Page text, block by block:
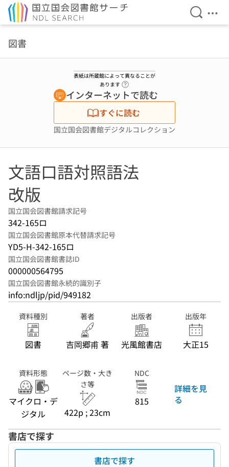
検索を
メ
図書
表紙は所蔵館によって異なることが
あります
インターネットで読む
すぐに読む
国立国会図書館デジタルコレクション
文語口語対照語法
改版
国立国会図書館請求記号
342-165ロ
国立国会図書館原本代替請求記号
YD5-H-342-165ロ
国立国会図書館書誌ID
000000564795
国立国会図書館永続的識別子
info:ndljp/pid/949182
資料種別
図書
著者
吉岡郷甫 著
出版者
光風館書店
出版年
大正15
資料形態
マイクロ・デ
ジタル
ページ数・大き
さ等
422p ; 23cm
NDC
815
詳細を見
る
書店で探す
書店で探す